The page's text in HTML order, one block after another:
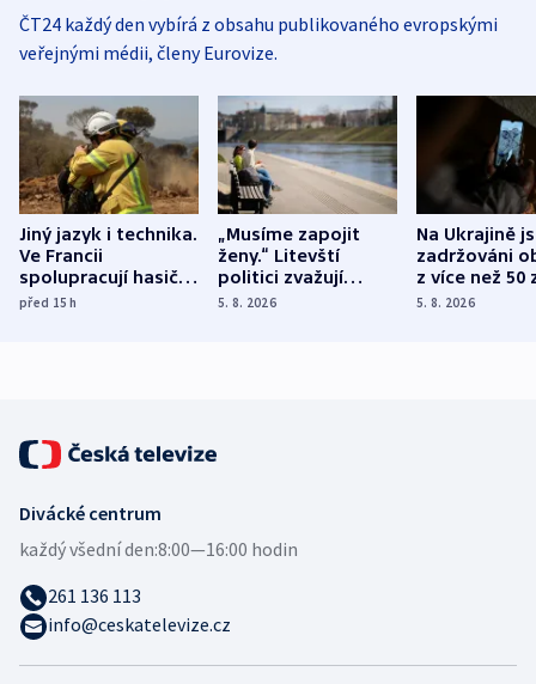
ČT24 každý den vybírá z obsahu publikovaného evropskými
veřejnými médii, členy Eurovize.
Jiný jazyk i technika.
Ve Francii
spolupracují hasiči z
různých zemí
před 15h
„Musíme zapojit
ženy.“ Litevští
politici zvažují
dohodu o
5. 8. 2026
Na Ukrajině
zadržováni
z více než 50
Bojovali na
5. 8. 2026
Divácké centrum
každý všední den:8:00—16:00 hodin
261 136 113
info@ceskatelevize.cz